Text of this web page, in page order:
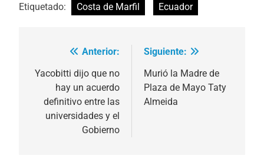
Etiquetado: Costa de Marfil Ecuador
Navegación
de
entradas
Anterior:
Yacobitti dijo que no
hay un acuerdo
definitivo entre las
universidades y el
Gobierno
Siguiente:
Murió la Madre de
Plaza de Mayo Taty
Almeida